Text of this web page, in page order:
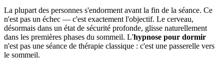
La plupart des personnes s'endorment avant la fin de la séance. Ce
n'est pas un échec — c'est exactement l'objectif. Le cerveau,
désormais dans un état de sécurité profonde, glisse naturellement
dans les premières phases du sommeil. L'hypnose pour dormir
n'est pas une séance de thérapie classique : c'est une passerelle vers
le sommeil.